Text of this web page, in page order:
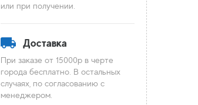
или при получении.
Доставка
При заказе от 15000р в черте
города бесплатно. В остальных
случаях, по согласованию с
менеджером.